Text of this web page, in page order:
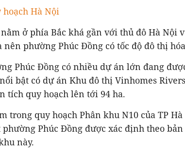
hoạch Hà Nội
ở phía Bắc khá gần với thủ đô Hà Nội
nên phường Phúc Đồng có tốc độ đô thị
Phúc Đồng có nhiều dự án lớn đang
bật có dự án Khu đô thị Vinhomes
tích quy hoạch lên tới 94 ha.
trong quy hoạch Phân khu N10 của TP
Phúc Đồng được xác định theo
này.